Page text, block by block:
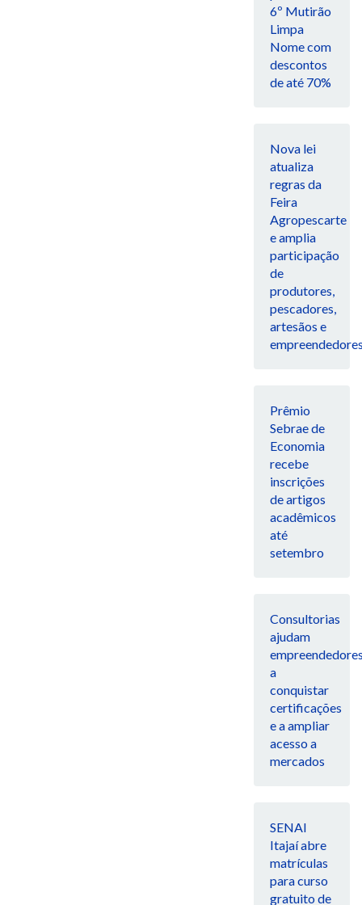
6º Mutirão
Limpa
Nome com
descontos
de até 70%
Nova lei
atualiza
regras da
Feira
Agropescarte
e amplia
participação
de
produtores,
pescadores,
artesãos e
Prêmio
Sebrae de
Economia
recebe
inscrições
de artigos
acadêmicos
até
setembro
Consultorias
ajudam
a
conquistar
certificações
e a ampliar
acesso a
mercados
SENAI
Itajaí abre
matrículas
para curso
gratuito de